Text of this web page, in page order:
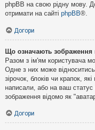
phpBB на свою рідну мову.
отримати на сайті phpBB®.
Догори
Що означають зображення
Разом з ім'ям користувача
Одне з них може
зірочок, блоків чи крапок,
написали, або на ваш
зображення відомо як
Догори